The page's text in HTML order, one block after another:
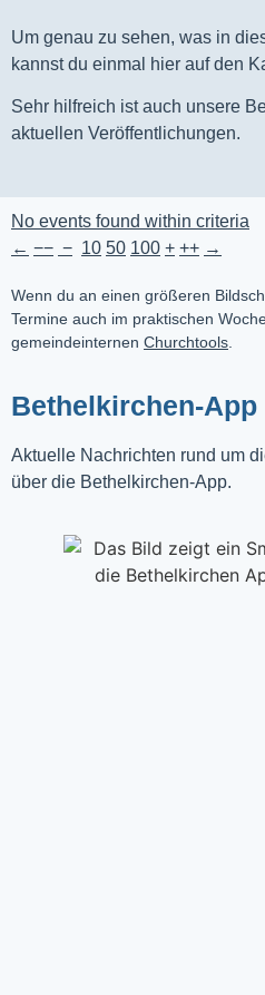
Um genau zu sehen, was in
kannst du einmal hier auf den
Sehr hilfreich ist auch unsere
aktuellen Veröffentlichungen.
No events found within criteria
← −− − 10 50 100 + ++ →
Wenn du an einen größeren
Termine auch im praktischen
gemeindeinternen Churchtools
Bethelkirchen-App
Aktuelle Nachrichten rund um
über die Bethelkirchen-App.